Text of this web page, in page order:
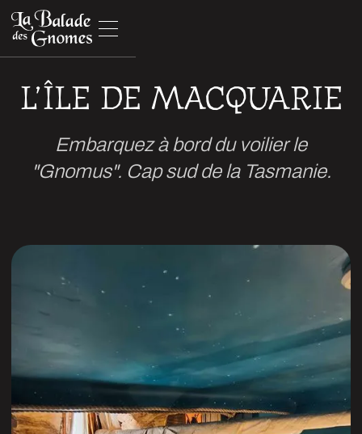
L’ÎLE DE MACQUARIE
Embarquez à bord du voilier le
"Gnomus". Cap sud de la Tasmanie.